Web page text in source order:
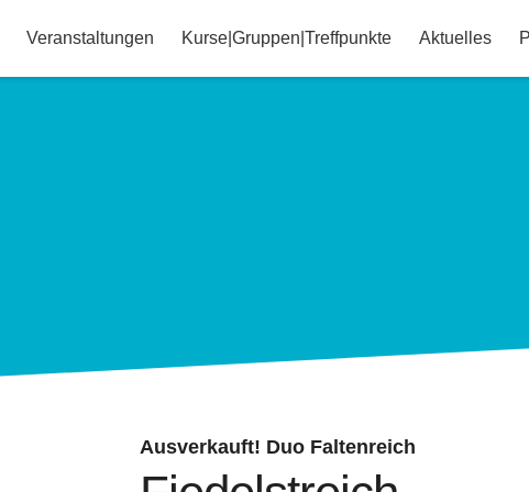
Veranstaltungen Kurse|Gruppen|Treffpunkte Aktuelles
Ausverkauft! Duo Faltenreich